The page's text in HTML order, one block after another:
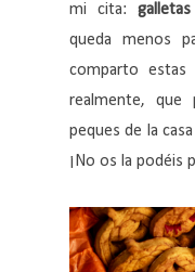
mi cita:
queda menos
comparto estas
realmente, que
peques de la
¡No os la podéis